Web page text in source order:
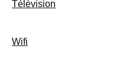
Télévision
Wifi